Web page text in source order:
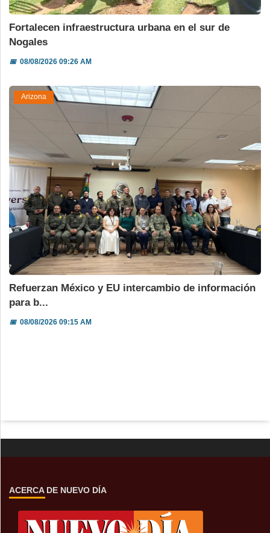
Fortalecen infraestructura urbana en el sur de
Nogales
📅08/08/2026 09:26 AM
Arizona
Refuerzan México y EU intercambio de información
para b...
📅08/08/2026 09:15 AM
ACERCA DE NUEVO DÍA